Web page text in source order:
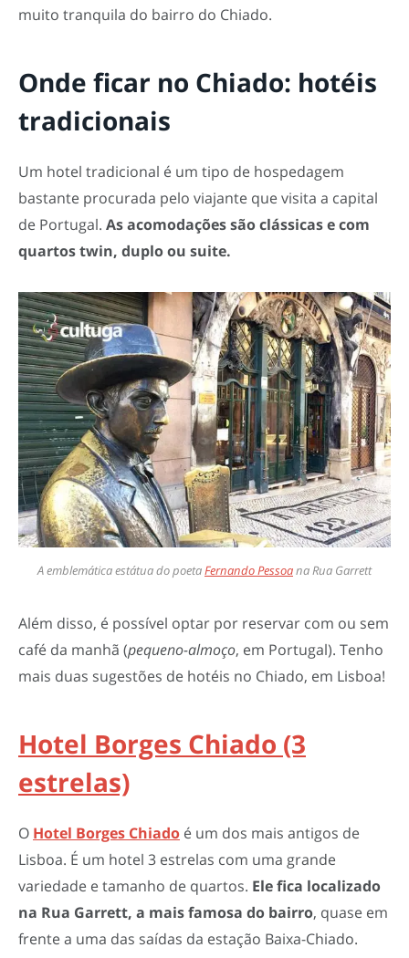
muito tranquila do bairro do Chiado.
Onde ficar no Chiado: hotéis
tradicionais
Um hotel tradicional é um tipo de hospedagem
bastante procurada pelo viajante que visita a capital
de Portugal. As acomodações são clássicas e com
quartos twin, duplo ou suite.
A emblemática estátua do poetaFernando Pessoana Rua Garrett
Além disso, é possível optar por reservar com ou sem
café da manhã (pequeno-almoço, em Portugal). Tenho
mais duas sugestões de hotéis no Chiado, em Lisboa!
Hotel Borges Chiado (3
estrelas)
O Hotel Borges Chiado é um dos mais antigos de
Lisboa. É um hotel 3 estrelas com uma grande
variedade e tamanho de quartos. Ele fica localizado
na Rua Garrett, a mais famosa do bairro, quase em
frente a uma das saídas da estação Baixa-Chiado.